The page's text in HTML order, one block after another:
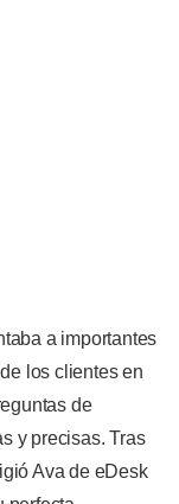
a importantes
los clientes en
de
y precisas. Tras
Ava de eDesk